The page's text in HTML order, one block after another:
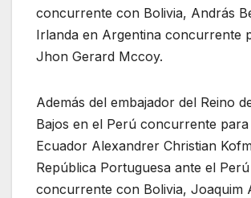
concurrente con Bolivia, András
Irlanda en Argentina concurrente
Jhon Gerard Mccoy.
Además del embajador del Reino
Bajos en el Perú concurrente
Ecuador Alexandrer Christian
República Portuguesa ante el Perú
concurrente con Bolivia, Joaquim